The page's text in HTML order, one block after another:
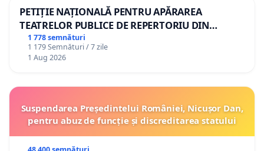
PETIȚIE NAȚIONALĂ PENTRU APĂRAREA
TEATRELOR PUBLICE DE REPERTORIU DIN
ROMÂNIA
1 778 semnături
1 179 Semnături / 7 zile
1 Aug 2026
Suspendarea Președintelui României, Nicușor Dan,
pentru abuz de funcție și discreditarea statului